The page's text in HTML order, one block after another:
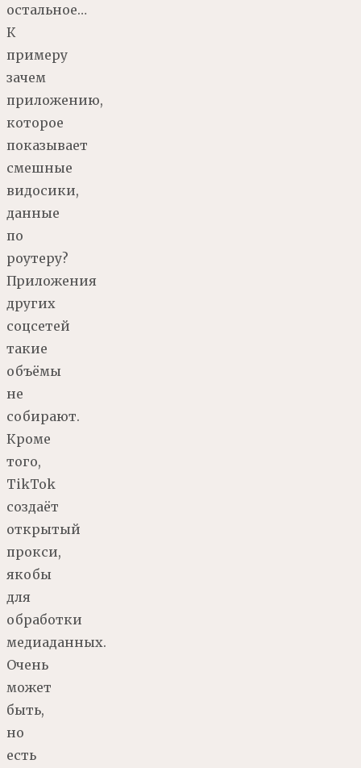
остальное…
К
примеру
зачем
приложению,
которое
показывает
смешные
видосики,
данные
по
роутеру?
Приложения
других
соцсетей
такие
объёмы
не
собирают.
Кроме
того,
TikTok
создаёт
открытый
прокси,
якобы
для
обработки
медиаданных.
Очень
может
быть,
но
есть